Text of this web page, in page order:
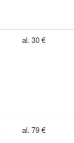
al. 30 €
al. 79 €